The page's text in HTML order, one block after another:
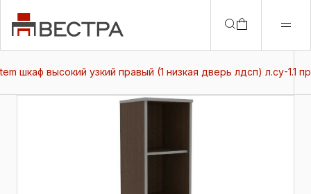
шкаф высокий узкий правый (1 низкая дверь лдсп) л.су-1.1 пр